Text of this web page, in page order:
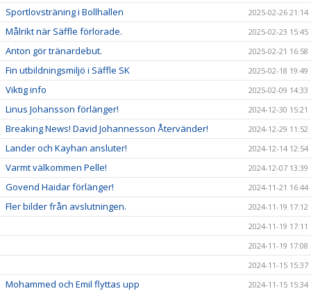
Sportlovsträning i Bollhallen 2025-02-26 21:14
Målrikt när Säffle förlorade. 2025-02-23 15:45
Anton gör tränardebut. 2025-02-21 16:58
Fin utbildningsmiljö i Säffle SK 2025-02-18 19:49
Viktig info 2025-02-09 14:33
Linus Johansson förlänger! 2024-12-30 15:21
Breaking News! David Johannesson Återvänder! 2024-12-29 11:52
Lander och Kayhan ansluter! 2024-12-14 12:54
Varmt välkommen Pelle! 2024-12-07 13:39
Govend Haidar förlänger! 2024-11-21 16:44
Fler bilder från avslutningen.
2024-11-19 17:12
2024-11-19 17:11
2024-11-19 17:08
2024-11-15 15:37
Mohammed och Emil flyttas upp 2024-11-15 15:34